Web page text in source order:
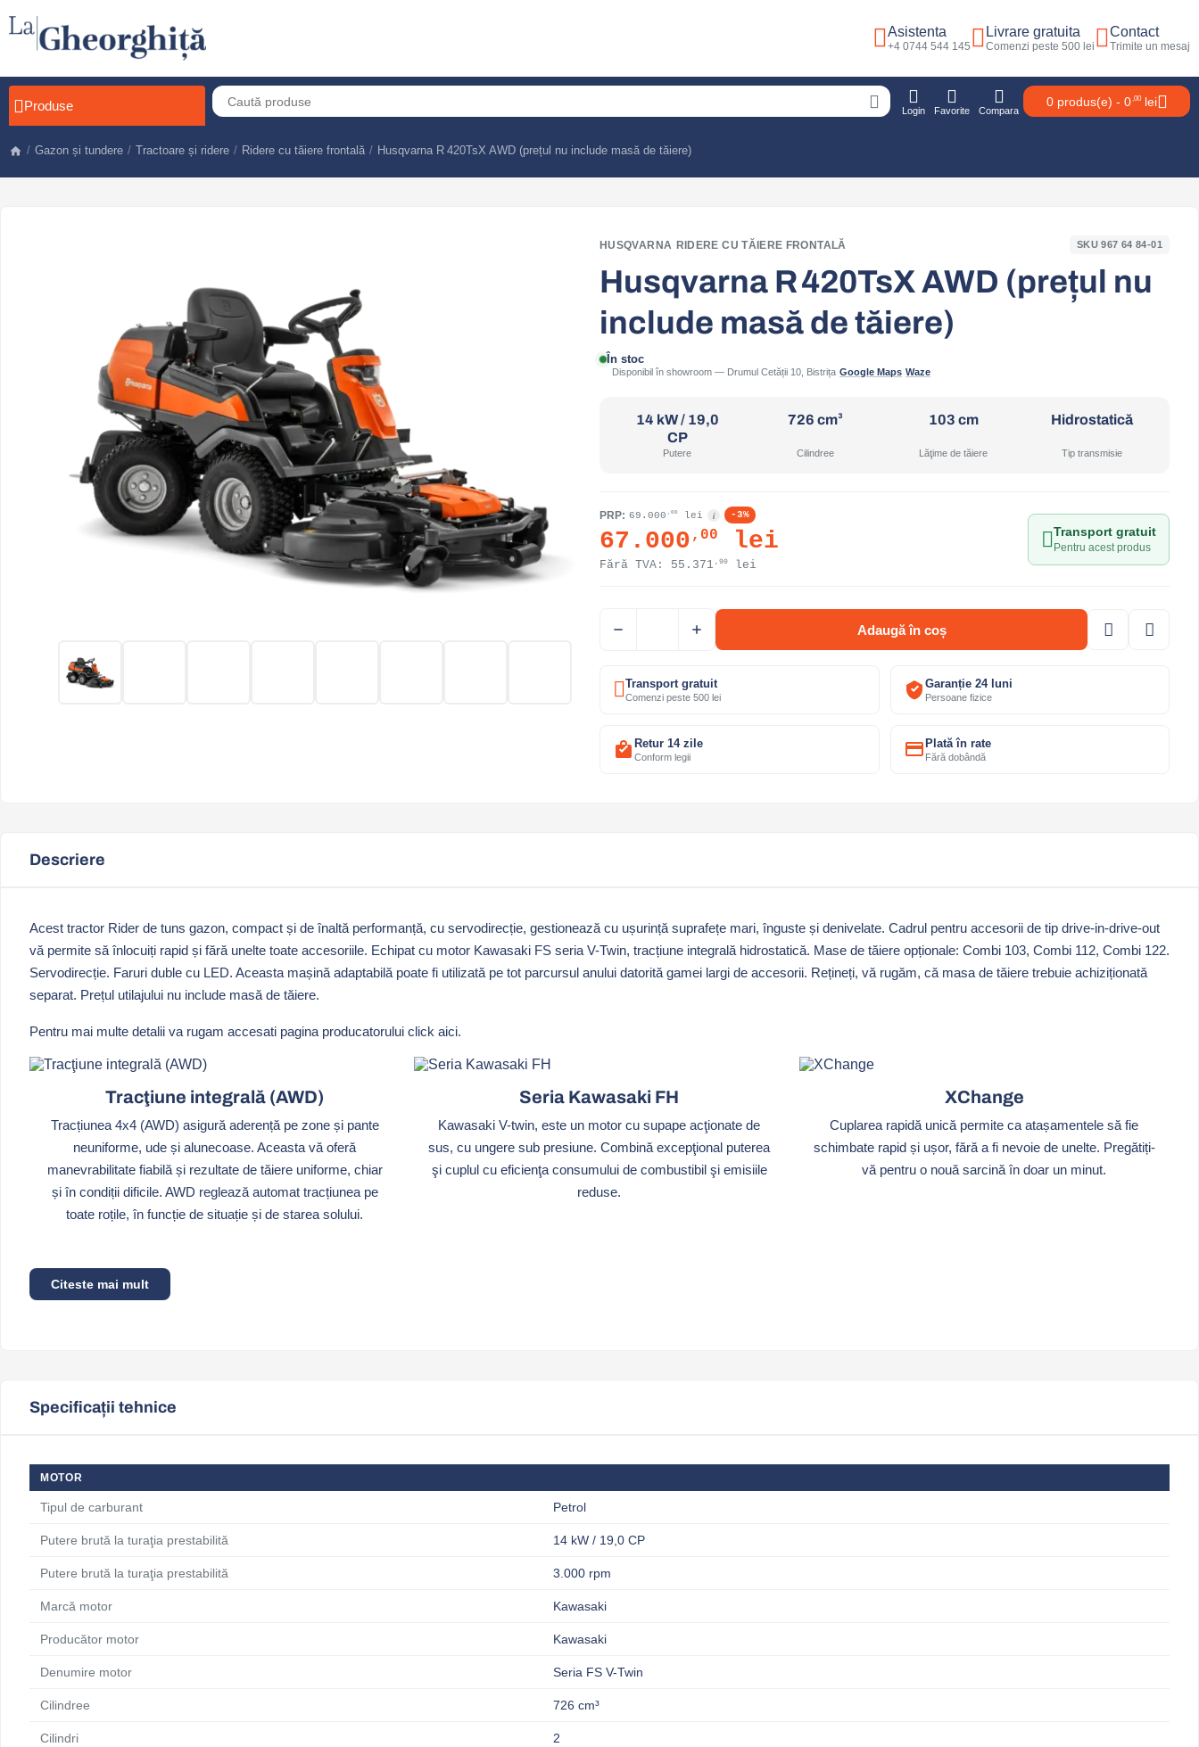
Asistenta
+4 0744 544 145
Livrare gratuita
Comenzi peste 500 lei
Contact
Trimite un mesaj
Produse Login Favorite Compara
0 produs(e) - 0,00 lei
/ Gazon și tundere / Tractoare și ridere / Ridere cu tăiere frontală / Husqvarna R 420TsX AWD (prețul nu include masă de tăiere)
HUSQVARNA RIDERE CU TĂIERE FRONTALĂ SKU 967 64 84‑01
Husqvarna R 420TsX AWD (prețul nu
include masă de tăiere)
În stoc
Disponibil în showroom — Drumul Cetății 10, Bistrița Google Maps Waze
14 kW / 19,0
CP
Putere
726 cm³
Cilindree
103 cm
Lăţime de tăiere
Hidrostatică
Tip transmisie
PRP: 69.000 ,00 lei i -3%
67.000 ,00 lei
Fără TVA: 55.371 ,90 lei
Transport gratuit
Pentru acest produs
Adaugă în coș
Transport gratuit
Comenzi peste 500 lei
Garanție 24 luni
Persoane fizice
Retur 14 zile
Conform legii
Plată în rate
Fără dobândă
Descriere
Acest tractor Rider de tuns gazon, compact și de înaltă performanță, cu servodirecție, gestionează cu ușurință suprafețe mari, înguste și denivelate. Cadrul pentru accesorii de tip drive-in-drive-out
vă permite să înlocuiți rapid și fără unelte toate accesoriile. Echipat cu motor Kawasaki FS seria V-Twin, tracțiune integrală hidrostatică. Mase de tăiere opționale: Combi 103, Combi 112, Combi 122.
Servodirecție. Faruri duble cu LED. Aceasta mașină adaptabilă poate fi utilizată pe tot parcursul anului datorită gamei largi de accesorii. Rețineți, vă rugăm, că masa de tăiere trebuie achiziționată
separat. Prețul utilajului nu include masă de tăiere.
Pentru mai multe detalii va rugam accesati pagina producatorului click aici.
Tracţiune integrală (AWD)
Tracțiunea 4x4 (AWD) asigură aderență pe zone și pante
neuniforme, ude și alunecoase. Aceasta vă oferă
manevrabilitate fiabilă și rezultate de tăiere uniforme, chiar
și în condiții dificile. AWD reglează automat tracțiunea pe
toate roțile, în funcție de situație și de starea solului.
Seria Kawasaki FH
Kawasaki V-twin, este un motor cu supape acţionate de
sus, cu ungere sub presiune. Combină excepţional puterea
şi cuplul cu eficienţa consumului de combustibil şi emisiile
reduse.
XChange
Cuplarea rapidă unică permite ca atașamentele să fie
schimbate rapid și ușor, fără a fi nevoie de unelte. Pregătiți-
vă pentru o nouă sarcină în doar un minut.
Citeste mai mult
Specificații tehnice
MOTOR
Tipul de carburant Petrol
Putere brută la turaţia prestabilită 14 kW / 19,0 CP
Putere brută la turaţia prestabilită 3.000 rpm
Marcă motor Kawasaki
Producător motor Kawasaki
Denumire motor Seria FS V-Twin
Cilindree 726 cm³
Cilindri 2